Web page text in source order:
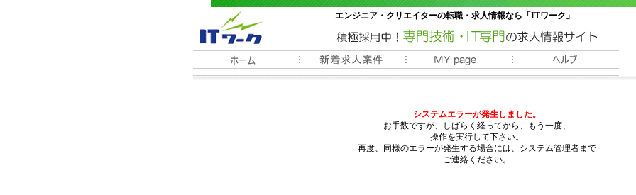
エンジニア・クリエイターの転職・求人情報なら「ITワーク」
常時3000件以上の求人情報掲載中
システムエラーが発生しました。
お手数ですが、しばらく経ってから、もう一度、
操作を実行して下さい。
再度、同様のエラーが発生する場合には、システム管理者まで
ご連絡ください。